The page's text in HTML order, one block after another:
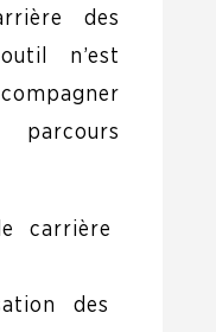
des
n’est
parcours
carrière
des